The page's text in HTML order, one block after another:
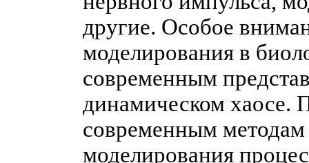
другие. Особое
моделирования в
современным
динамическом хаосе.
современным методам
моделирования